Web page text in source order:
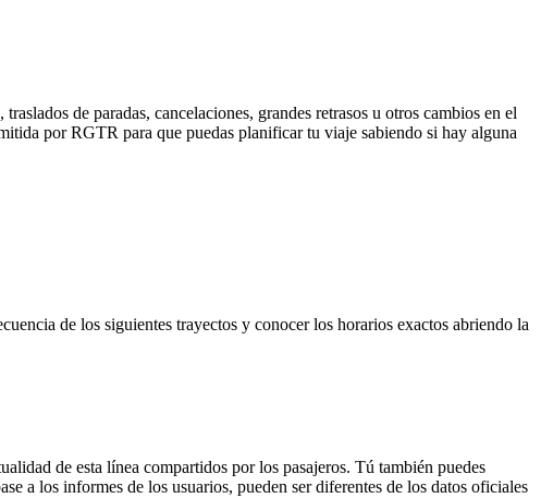
de paradas, cancelaciones, grandes retrasos u otros cambios en el
por RGTR para que puedas planificar tu viaje sabiendo si hay alguna
de los siguientes trayectos y conocer los horarios exactos abriendo la
de esta línea compartidos por los pasajeros. Tú también puedes
a los informes de los usuarios, pueden ser diferentes de los datos oficiales